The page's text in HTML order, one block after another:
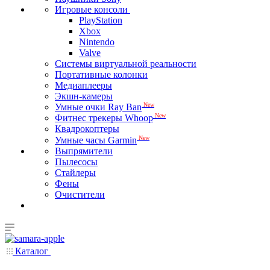
Игровые консоли
PlayStation
Xbox
Nintendo
Valve
Системы виртуальной реальности
Портативные колонки
Медиаплееры
Экшн-камеры
Умные очки Ray Ban New
Фитнес трекеры Whoop New
Квадрокоптеры
Умные часы Garmin New
Выпрямители
Пылесосы
Стайлеры
Фены
Очистители
Каталог